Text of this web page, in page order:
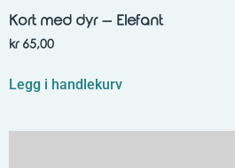
Kort med dyr – Elefant
kr65,00
Legg i handlekurv